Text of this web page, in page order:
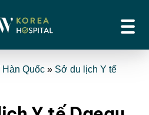
Hàn Quốc » Sở du lịch Y tế